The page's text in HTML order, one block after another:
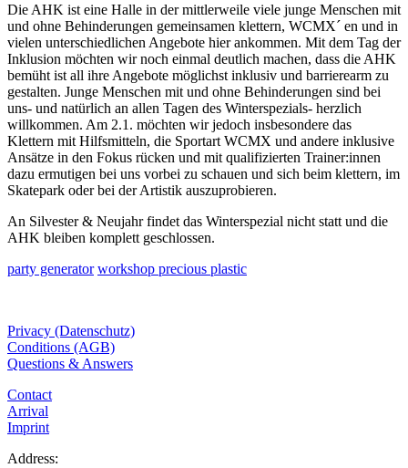
Die AHK ist eine Halle in der mittlerweile viele junge Menschen mit
und ohne Behinderungen gemeinsamen klettern, WCMX´ en und in
vielen unterschiedlichen Angebote hier ankommen. Mit dem Tag der
Inklusion möchten wir noch einmal deutlich machen, dass die AHK
bemüht ist all ihre Angebote möglichst inklusiv und barrierearm zu
gestalten. Junge Menschen mit und ohne Behinderungen sind bei
uns- und natürlich an allen Tagen des Winterspezials- herzlich
willkommen. Am 2.1. möchten wir jedoch insbesondere das
Klettern mit Hilfsmitteln, die Sportart WCMX und andere inklusive
Ansätze in den Fokus rücken und mit qualifizierten Trainer:innen
dazu ermutigen bei uns vorbei zu schauen und sich beim klettern, im
Skatepark oder bei der Artistik auszuprobieren.
An Silvester & Neujahr findet das Winterspezial nicht statt und die
AHK bleiben komplett geschlossen.
party generator workshop precious plastic
Privacy (Datenschutz)
Conditions (AGB)
Questions & Answers
Contact
Arrival
Imprint
Address: